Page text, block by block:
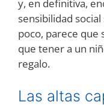
y, en definitiva,
sensibilidad
poco, parece que
que tener a un
regalo.
Las altas